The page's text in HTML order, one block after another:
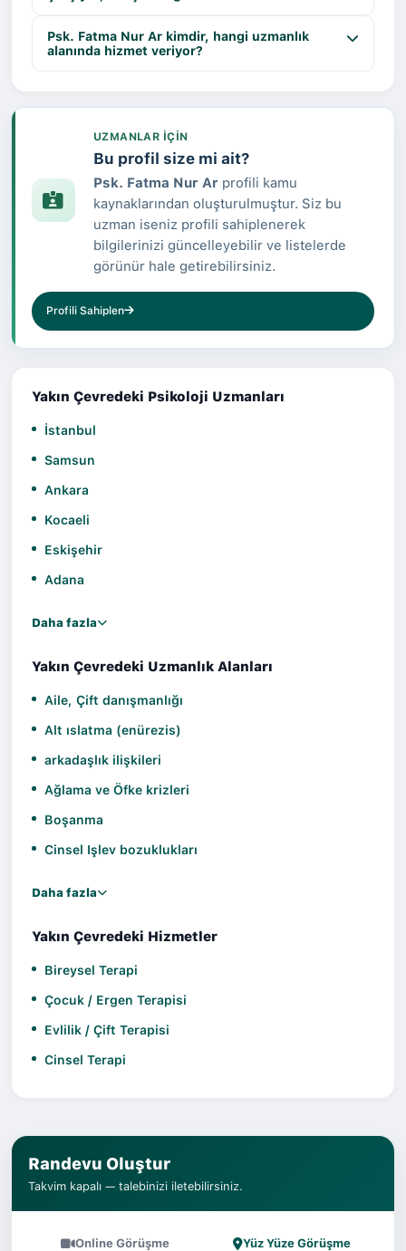
Psk. Fatma Nur Ar kimdir, hangi uzmanlık
alanında hizmet veriyor?
UZMANLAR IÇIN
Bu profil size mi ait?
Psk. Fatma Nur Arprofili kamu
kaynaklarından oluşturulmuştur. Siz bu
uzman iseniz profili sahiplenerek
bilgilerinizi güncelleyebilir ve listelerde
görünür hale getirebilirsiniz.
Profili Sahiplen
Yakın Çevredeki Psikoloji Uzmanları
İstanbul
Samsun
Ankara
Kocaeli
Eskişehir
Adana
Daha fazla
Yakın Çevredeki Uzmanlık Alanları
Aile, Çift danışmanlığı
Alt ıslatma (enürezis)
arkadaşlık ilişkileri
Ağlama ve Öfke krizleri
Boşanma
Cinsel Işlev bozuklukları
Daha fazla
Yakın Çevredeki Hizmetler
Bireysel Terapi
Çocuk / Ergen Terapisi
Evlilik / Çift Terapisi
Cinsel Terapi
Randevu Oluştur
Takvim kapalı — talebinizi iletebilirsiniz.
Online Görüşme Yüz Yüze Görüşme